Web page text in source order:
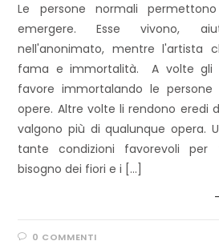
Le persone normali
emergere. Esse vivono,
nell'anonimato, mentre l'artista
fama e immortalità. A volte gli
favore immortalando le persone
opere. Altre volte li rendono eredi
valgono più di qualunque opera.
tante condizioni favorevoli
bisogno dei fiori e i […]
0 COMMENTI